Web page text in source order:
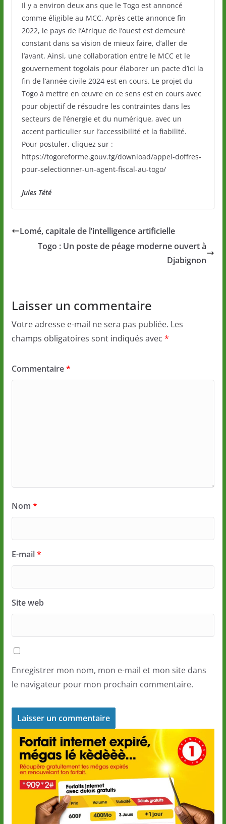
Il y a environ deux ans que le Togo est annoncé
comme éligible au MCC. Après cette annonce fin
2022, le pays de l’Afrique de l’ouest est demeuré
constant dans sa vision de mieux faire, d’aller de
l’avant. Ainsi, une collaboration entre le MCC et le
gouvernement togolais pour élaborer un pacte d’ici la
fin de l’année civile 2024 est en cours. Le projet du
Togo à mettre en œuvre en ce sens est en cours avec
pour objectif de résoudre les contraintes dans les
secteurs de l’énergie et du numérique, avec un
accent particulier sur l’accessibilité et la fiabilité.
Pour postuler, cliquez sur :
https://togoreforme.gouv.tg/download/appel-doffres-
pour-selectionner-un-agent-fiscal-au-togo/
Jules Tété
Lomé, capitale de l’intelligence artificielle
Togo : Un poste de péage moderne ouvert à
Djabignon
Laisser un commentaire
Votre adresse e-mail ne sera pas publiée. Les
champs obligatoires sont indiqués avec *
Commentaire*
Nom *
E-mail*
Site web
Enregistrer mon nom, mon e-mail et mon site dans
le navigateur pour mon prochain commentaire.